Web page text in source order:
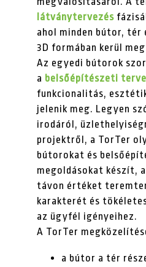
látványtervezés
ahol minden bútor, tér
3D formában kerül
Az egyedi bútorok
a belsőépítészeti
funkcionalitás,
jelenik meg. Legyen
irodáról,
projektről, a TorTer
bútorokat és
megoldásokat készít,
távon értéket
karakterét és
az ügyfél igényeihez.
A TorTer
a bútor a tér